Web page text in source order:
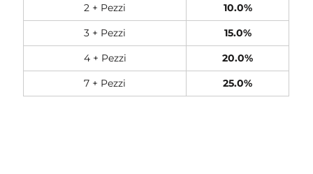
2 + Pezzi
10.0%
3 + Pezzi
15.0%
4 + Pezzi
20.0%
7 + Pezzi
25.0%